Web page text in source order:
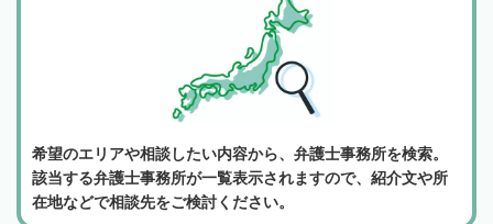
希望のエリアや相談したい内容から、弁護士事務所を検索。
該当する弁護士事務所が一覧表示されますので、紹介文や所
在地などで相談先をご検討ください。